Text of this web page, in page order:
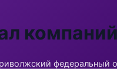
компаний
федеральный